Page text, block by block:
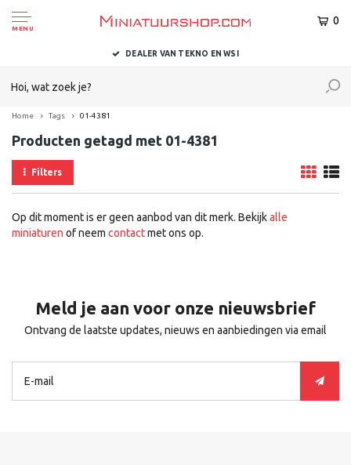
MENU
0
DEALER VAN TEKNO EN WSI
Home Tags 01-4381
Producten getagd met 01-4381
Filters
Op dit moment is er geen aanbod van dit merk. Bekijkalle
miniaturen of neem contactmet ons op.
Meld je aan voor onze nieuwsbrief
Ontvang de laatste updates, nieuws en aanbiedingen via email